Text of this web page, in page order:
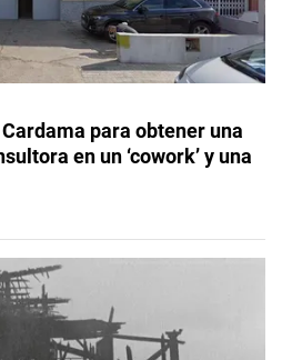
para obtener una
en un ‘cowork’ y una